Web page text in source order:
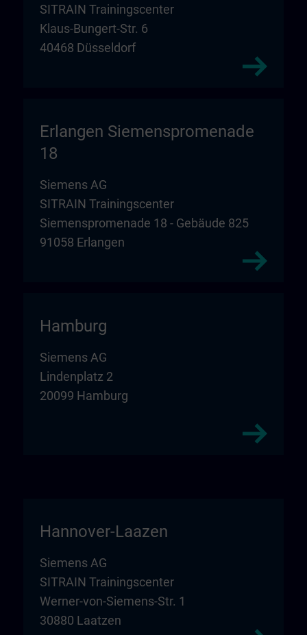
SITRAIN Trainingscenter
Klaus-Bungert-Str. 6
40468 Düsseldorf
Erlangen Siemenspromenade
18
Siemens AG
SITRAIN Trainingscenter
Siemenspromenade 18 - Gebäude 825
91058 Erlangen
Hamburg
Siemens AG
Lindenplatz 2
20099 Hamburg
Hannover-Laazen
Siemens AG
SITRAIN Trainingscenter
Werner-von-Siemens-Str. 1
30880 Laatzen